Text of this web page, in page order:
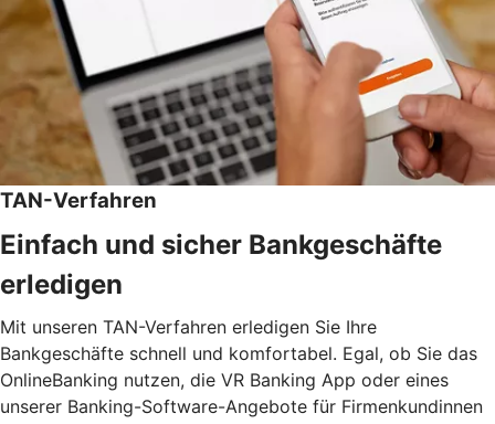
TAN-Verfahren
Einfach und sicher Bankgeschäfte
erledigen
Mit unseren TAN-Verfahren erledigen Sie Ihre
Bankgeschäfte schnell und komfortabel. Egal, ob Sie das
OnlineBanking nutzen, die VR Banking App oder eines
unserer Banking-Software-Angebote für Firmenkundinnen